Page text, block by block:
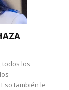
todos los
también le